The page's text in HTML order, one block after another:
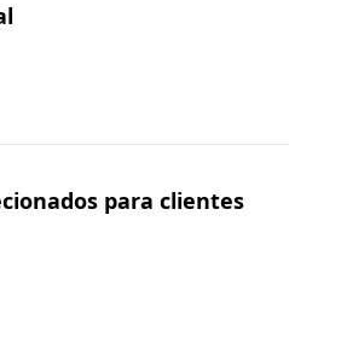
para clientes